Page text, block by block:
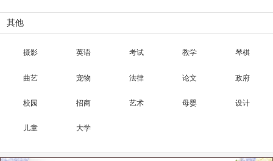
其他
摄影 英语 考试 教学 琴棋
曲艺 宠物 法律 论文 政府
校园 招商 艺术 母婴 设计
儿童 大学